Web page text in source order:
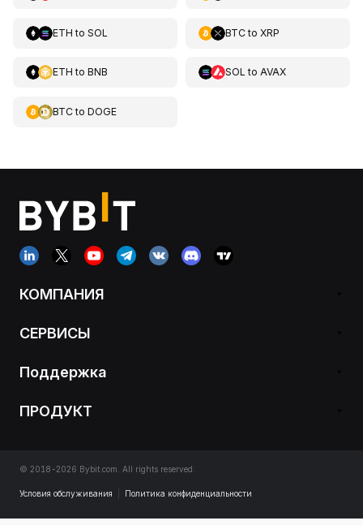
ETH to SOL BTCto XRP
ETH to BNB SOL to AVAX
BTCto DOGE
КОМПАНИЯ
СЕРВИСЫ
Поддержка
ПРОДУКТ
© 2018-2026 Bybit.com. All rights reserved.
Условия обслуживания Политика конфиденциальности